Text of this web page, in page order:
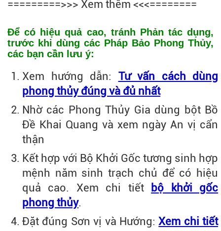
=========>>> Xem thêm <<<========
Để có hiệu quả cao, tránh Phản tác dụng,
trước khi dùng các Pháp Bảo Phong Thủy,
các bạn cần lưu ý:
Xem hướng dẫn: Tư vấn cách dùng
phong thủy đúng và đủ nhất
Nhờ các Phong Thủy Gia dùng bột Bồ
Đề Khai Quang và xem ngày An vị cẩn
thận
Kết hợp với Bộ Khởi Gốc tương sinh hợp
mệnh năm sinh trạch chủ để có hiệu
quả cao. Xem chi tiết
bộ khởi gốc
phong thủy.
Đặt đúng Sơn vị và Hướng:Xem chi tiết